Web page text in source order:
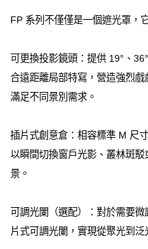
FP 系列不僅僅是一個遮光罩，
可更換投影鏡頭：提供 19°、
合遠距離局部特寫，營造強烈戲
滿足不同景別需求。
插片式創意倉：相容標準 M 尺
以瞬間切換窗戶光影、叢林斑
景。
可調光闌（選配）：對於需要
片式可調光闌，實現從聚光到泛